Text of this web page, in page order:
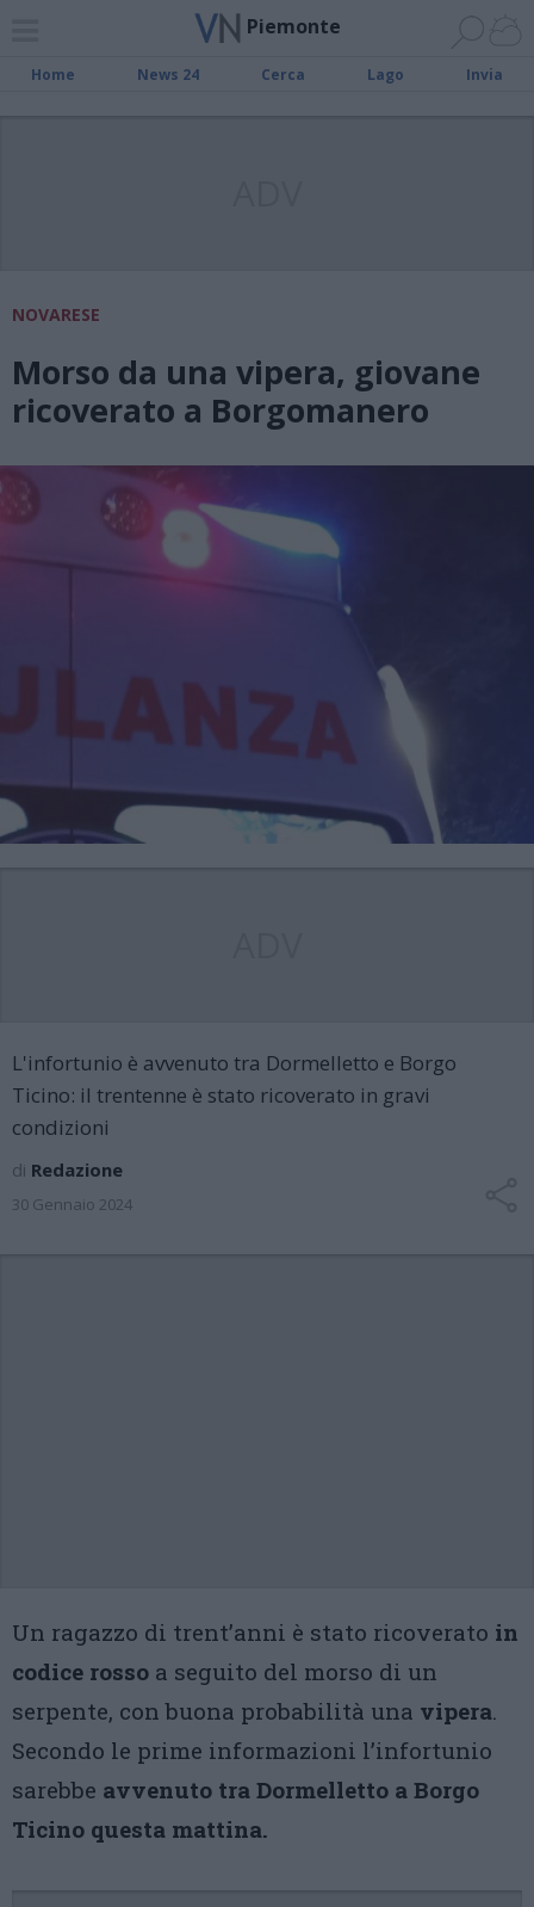
Piemonte
Home News 24 Cerca Lago Invia
NOVARESE
Morso da una vipera, giovane
ricoverato a Borgomanero
L'infortunio è avvenuto tra Dormelletto e Borgo
Ticino: il trentenne è stato ricoverato in gravi
condizioni
di Redazione
30 Gennaio 2024
Un ragazzo di trent’anni è stato ricoverato in
codice rosso a seguito del morso di un
serpente, con buona probabilità una vipera.
Secondo le prime informazioni l’infortunio
sarebbe avvenuto tra Dormelletto a Borgo
Ticino questa mattina.